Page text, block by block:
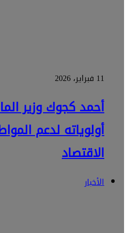
11 فبراير، 2026
أحمد كجوك وزير
أولوياته لدعم
الاقتصاد
الأخبار